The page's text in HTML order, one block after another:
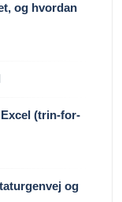
og hvordan
(trin-for-
og